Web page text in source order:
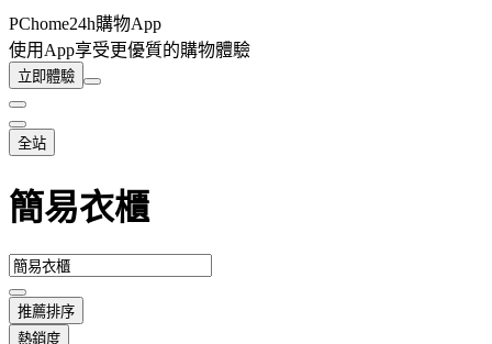
PChome24h購物App
使用App享受更優質的購物體驗
立即體驗
全站
簡易衣櫃
推薦排序
熱銷度